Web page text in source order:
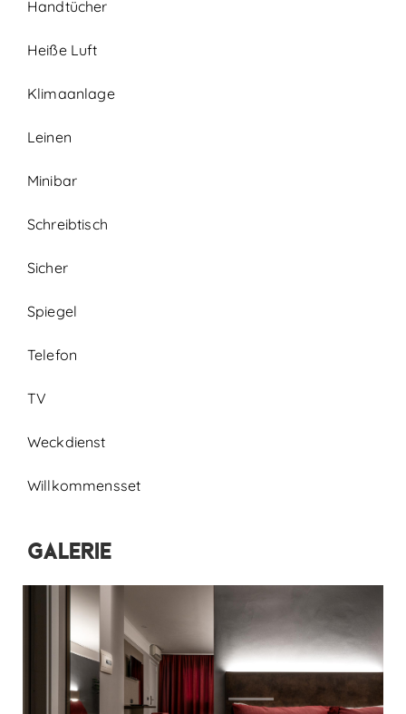
Handtücher
Heiße Luft
Klimaanlage
Leinen
Minibar
Schreibtisch
Sicher
Spiegel
Telefon
TV
Weckdienst
Willkommensset
Galerie